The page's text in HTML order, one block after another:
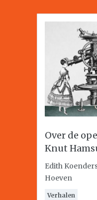
Over de
Knut
Edith
Hoeven
Verhalen